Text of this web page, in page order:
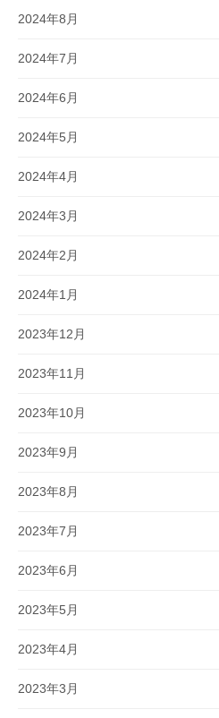
2024年8月
2024年7月
2024年6月
2024年5月
2024年4月
2024年3月
2024年2月
2024年1月
2023年12月
2023年11月
2023年10月
2023年9月
2023年8月
2023年7月
2023年6月
2023年5月
2023年4月
2023年3月